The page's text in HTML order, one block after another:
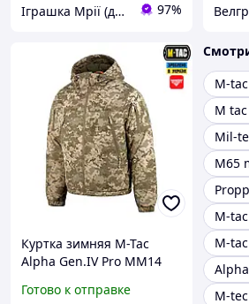
Іграшка Мрії (дитячі, авто, туризм) 97%
Куртка зимняя M-Tac
Alpha Gen.IV Pro MM14
Готово к отправке
M-
M
Mil-
M65
M-
M-
M-